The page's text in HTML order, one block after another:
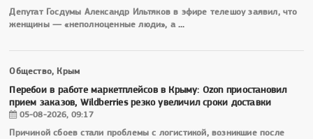
Депутат Госдумы Александр Ильтяков в эфире телешоу заявил, что
женщины — «неполноценные люди», а...
Общество, Крым
Перебои в работе маркетплейсов в Крыму: Ozon приостановил
прием заказов, Wildberries резко увеличил сроки доставки
05-08-2026, 09:17
Причиной сбоев стали проблемы с логистикой, возникшие после